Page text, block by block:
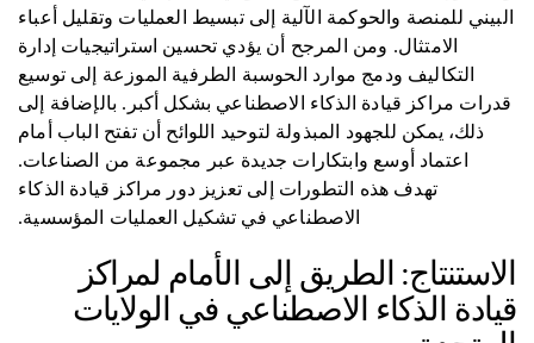
البيني للمنصة والحوكمة الآلية إلى تبسيط العمليات وتقليل أعباء
الامتثال. ومن المرجح أن يؤدي تحسين استراتيجيات إدارة
التكاليف ودمج موارد الحوسبة الطرفية الموزعة إلى توسيع
قدرات مراكز قيادة الذكاء الاصطناعي بشكل أكبر. بالإضافة إلى
ذلك، يمكن للجهود المبذولة لتوحيد اللوائح أن تفتح الباب أمام
اعتماد أوسع وابتكارات جديدة عبر مجموعة من الصناعات.
تهدف هذه التطورات إلى تعزيز دور مراكز قيادة الذكاء
الاصطناعي في تشكيل العمليات المؤسسية.
الاستنتاج: الطريق إلى الأمام لمراكز
قيادة الذكاء الاصطناعي في الولايات